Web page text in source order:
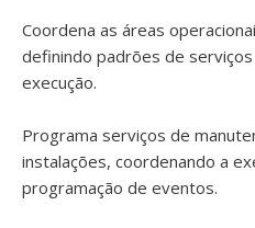
Coordena as áreas
definindo padrões de
execução.
Programa serviços de
instalações, coordenando a
programação de eventos.